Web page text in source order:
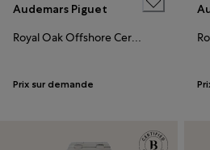
Audemars Piguet
Royal Oak Offshore Certified Pre-Owned
Prix sur demande